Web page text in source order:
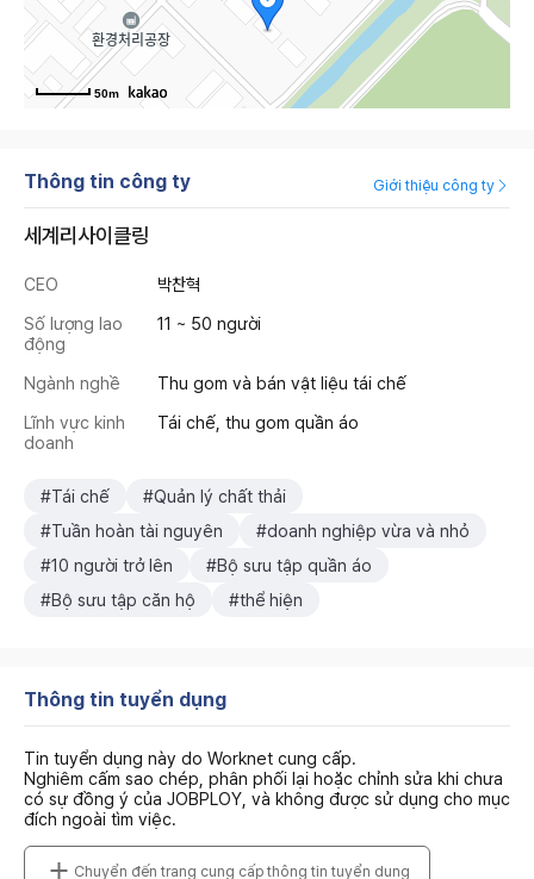
50m
Thông tin công ty Giới thiệu công ty
세계리사이클링
CEO
박찬혁
Số lượng lao
động
11 ~ 50 người
Ngành nghề
Thu gom và bán vật liệu tái chế
Lĩnh vực kinh
doanh
Tái chế, thu gom quần áo
#Tái chế
#Quản lý chất thải
#Tuần hoàn tài nguyên
#doanh nghiệp vừa và nhỏ
#10 người trở lên
#Bộ sưu tập quần áo
#Bộ sưu tập căn hộ
#thể hiện
Thông tin tuyển dụng
Tin tuyển dụng này do Worknet cung cấp.
Nghiêm cấm sao chép, phân phối lại hoặc chỉnh sửa khi chưa
có sự đồng ý của JOBPLOY, và không được sử dụng cho mục
đích ngoài tìm việc.
Chuyển đến trang cung cấp thông tin tuyển dụng